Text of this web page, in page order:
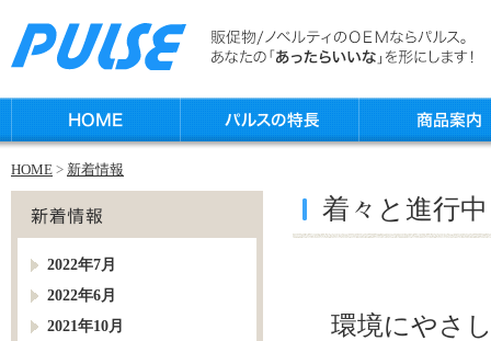
HOME > 新着情報
2022年7月
2022年6月
2021年10月
着々と進行中
環境にやさ